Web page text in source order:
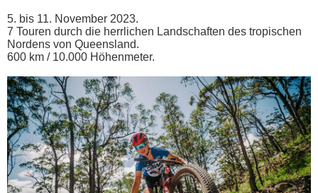
5. bis 11. November 2023.
7 Touren durch die herrlichen Landschaften des tropischen
Nordens von Queensland.
600 km / 10.000 Höhenmeter.